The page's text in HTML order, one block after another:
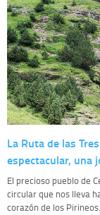
La Ruta de las
espectacular, una
El precioso pueblo de
circular que nos lleva
corazón de los